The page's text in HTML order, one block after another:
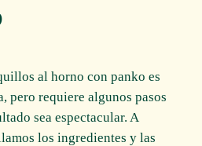
al horno con panko es
pero requiere algunos pasos
sea espectacular. A
los ingredientes y las